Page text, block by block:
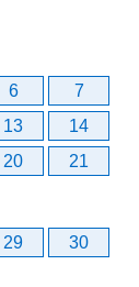
6
7
13
14
20
21
29 30